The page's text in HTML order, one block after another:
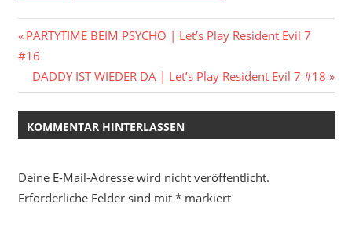
Beitragsnavigation
Vorheriger
Beitrag:
PARTYTIME BEIM PSYCHO | Let’s Play Resident Evil 7
#16
Nächster
Beitrag:
DADDY IST WIEDER DA | Let’s Play Resident Evil 7 #18
KOMMENTAR HINTERLASSEN
Deine E-Mail-Adresse wird nicht veröffentlicht.
Erforderliche Felder sind mit *markiert